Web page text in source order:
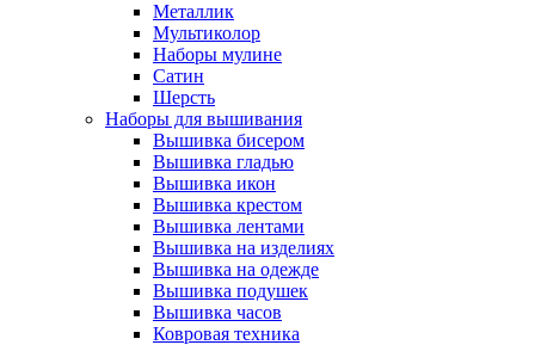
Металлик
Мультиколор
Наборы мулине
Сатин
Шерсть
Наборы для вышивания
Вышивка бисером
Вышивка гладью
Вышивка икон
Вышивка крестом
Вышивка лентами
Вышивка на изделиях
Вышивка на одежде
Вышивка подушек
Вышивка часов
Ковровая техника